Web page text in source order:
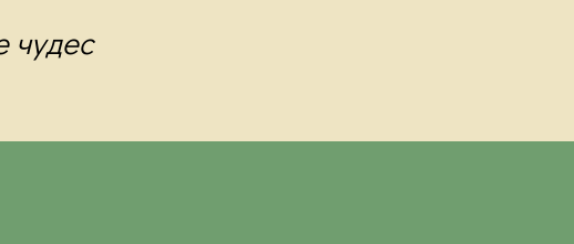
чудес